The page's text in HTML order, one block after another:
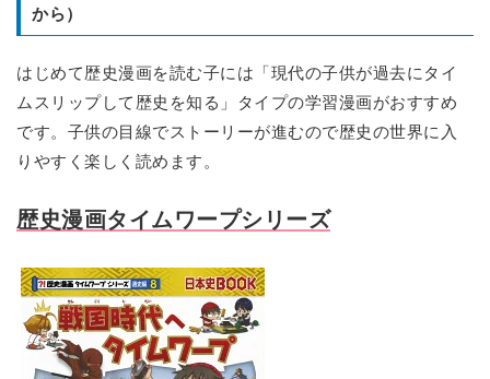
から）
はじめて歴史漫画を読む子には「現代の子供が過去にタイ
ムスリップして歴史を知る」タイプの学習漫画がおすすめ
です。子供の目線でストーリーが進むので歴史の世界に入
りやすく楽しく読めます。
歴史漫画タイムワープシリーズ